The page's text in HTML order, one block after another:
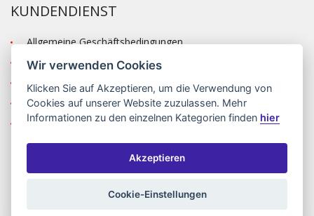
KUNDENDIENST
Allgemeine Geschäftsbedingungen
Versand und Zahlung
Reklamation
Anmelden
Registrieren
©2026 MODA ČAPEK s.r.o. Made by INIZIO Internet media s.r.o.
Wir verwenden Cookies
Klicken Sie auf Akzeptieren, um die Verwendung von
Cookies auf unserer Website zuzulassen. Mehr
Informationen zu den einzelnen Kategorien finden hier
Akzeptieren
Cookie-Einstellungen